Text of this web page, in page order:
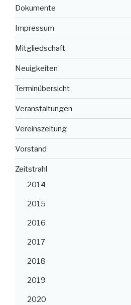
Dokumente
Impressum
Mitgliedschaft
Neuigkeiten
Terminübersicht
Veranstaltungen
Vereinszeitung
Vorstand
Zeitstrahl
2014
2015
2016
2017
2018
2019
2020